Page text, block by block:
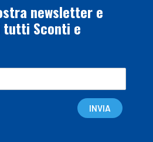
newsletter e
Sconti e
INVIA